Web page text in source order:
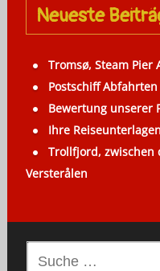
Neueste
Tromsø, Steam Pier
Postschiff
Bewertung unserer
Ihre Reiseunterlagen
Trollfjord, zwischen
Versterålen